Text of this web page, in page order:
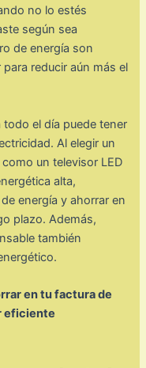
no lo estés
según sea
de energía son
reducir aún más el
todo el día puede tener
Al elegir un
un televisor LED
alta,
energía y ahorrar en
plazo. Además,
también
en tu factura de
eficiente